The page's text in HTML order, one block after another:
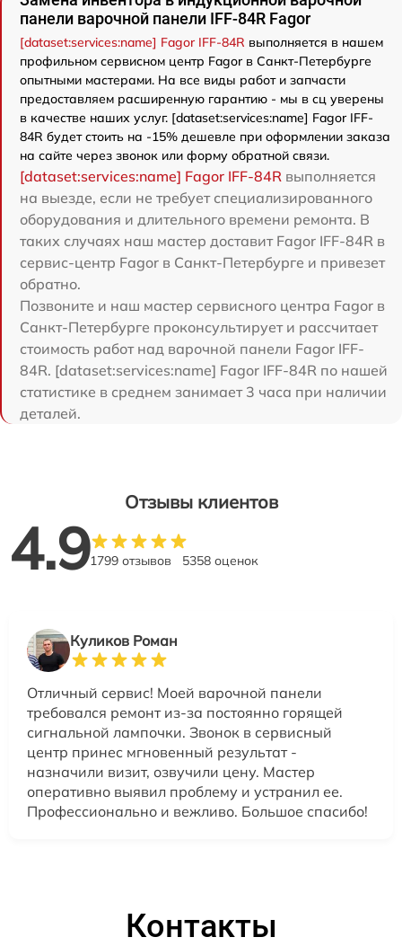
панели варочной панели IFF-84R Fagor
[dataset:services:name] Fagor IFF-84R выполняется в нашем
профильном сервисном центр Fagor в Санкт-Петербурге
опытными мастерами. На все виды работ и запчасти
предоставляем расширенную гарантию - мы в сц уверены
в качестве наших услуг. [dataset:services:name] Fagor IFF-
84R будет стоить на -15% дешевле при оформлении заказа
на сайте через звонок или форму обратной связи.
[dataset:services:name] Fagor IFF-84R выполняется
на выезде, если не требует специализированного
оборудования и длительного времени ремонта. В
таких случаях наш мастер доставит Fagor IFF-84R в
сервис-центр Fagor в Санкт-Петербурге и привезет
обратно.
Позвоните и наш мастер сервисного центра Fagor в
Санкт-Петербурге проконсультирует и рассчитает
стоимость работ над варочной панели Fagor IFF-
84R. [dataset:services:name] Fagor IFF-84R по нашей
статистике в среднем занимает 3 часа при наличии
деталей.
Отзывы клиентов
4.91799 отзывов 5358 оценок
Куликов Роман
Отличный сервис! Моей варочной панели
требовался ремонт из-за постоянно горящей
сигнальной лампочки. Звонок в сервисный
центр принес мгновенный результат -
назначили визит, озвучили цену. Мастер
оперативно выявил проблему и устранил ее.
Профессионально и вежливо. Большое спасибо!
Контакты